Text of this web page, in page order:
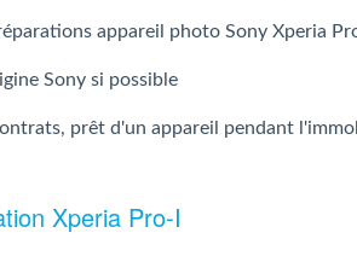
appareil photo Sony Xperia
Sony si possible
prêt d'un appareil pendant
Xperia Pro-I